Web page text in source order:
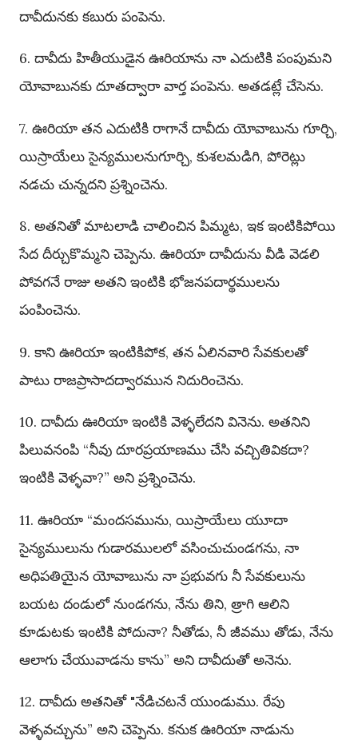
దావీదునకు కబురు పంపెను.
6. దావీదు హితీయుడైన ఊరియాను నా ఎదుటికి పంపుమని
యోవాబునకు దూతద్వారా వార్త పంపెను. అతడట్లే చేసెను.
7. ఊరియా తన ఎదుటికి రాగానే దావీదు యోవాబును గూర్చి,
యిస్రాయేలు సైన్యములనుగూర్చి, కుశలమడిగి, పోరెట్లు
నడచు చున్నదని ప్రశ్నించెను.
8. అతనితో మాటలాడి చాలించిన పిమ్మట, ఇక ఇంటికిపోయి
సేద దీర్చుకొమ్మని చెప్పెను. ఊరియా దావీదును వీడి వెడలి
పోవగనే రాజు అతని ఇంటికి భోజనపదార్థములను
పంపించెను.
9. కాని ఊరియా ఇంటికిపోక, తన ఏలినవారి సేవకులతో
పాటు రాజప్రాసాదద్వారమున నిదురించెను.
10. దావీదు ఊరియా ఇంటికి వెళ్ళలేదని వినెను. అతనిని
పిలువనంపి “నీవు దూరప్రయాణము చేసి వచ్చితివికదా?
ఇంటికి వెళ్ళవా?” అని ప్రశ్నించెను.
11. ఊరియా “మందసమును, యిస్రాయేలు యూదా
సైన్యములును గుడారములలో వసించుచుండగను, నా
అధిపతియైన యోవాబును నా ప్రభువగు నీ సేవకులును
బయట దండులో నుండగను, నేను తిని, త్రాగి ఆలిని
కూడుటకు ఇంటికి పోదునా? నీతోడు, నీ జీవము తోడు, నేను
ఆలాగు చేయువాడను కాను” అని దావీదుతో అనెను.
12. దావీదు అతనితో "నేడిచటనే యుండుము. రేపు
వెళ్ళవచ్చును” అని చెప్పెను. కనుక ఊరియా నాడును